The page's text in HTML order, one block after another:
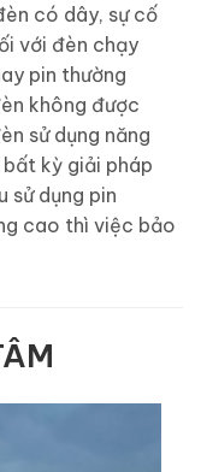
có dây, sự cố
với đèn chạy
pin thường
không được
sử dụng năng
kỳ giải pháp
sử dụng pin
cao thì việc bảo